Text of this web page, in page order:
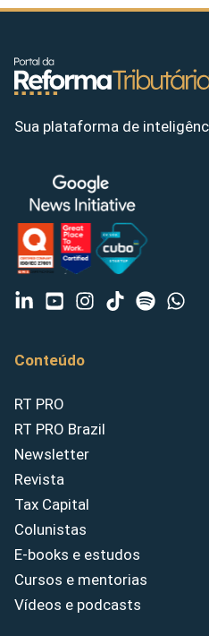
Sua plataforma de
Conteúdo
RT PRO
RT PRO Brazil
Newsletter
Revista
Tax Capital
Colunistas
E-books e estudos
Cursos e mentorias
Vídeos e podcasts